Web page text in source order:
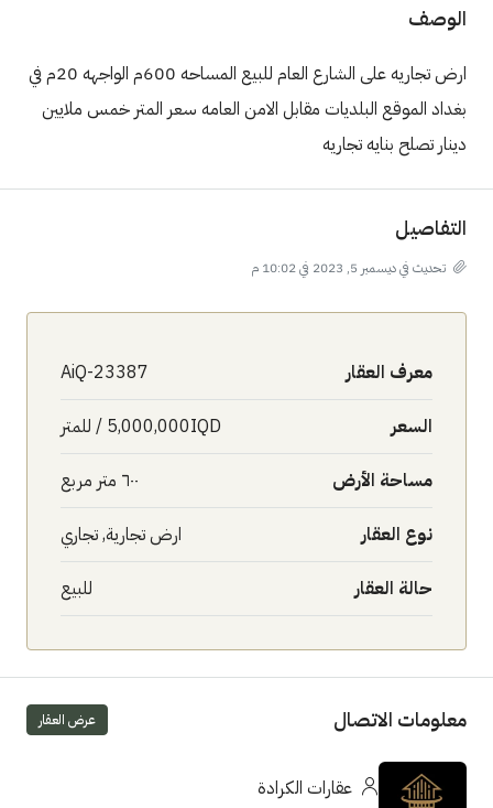
الوصف
ارض تجاريه على الشارع العام للبيع المساحه 600م الواجهه 20م في
بغداد الموقع البلديات مقابل الامن العامه سعر المتر خمس ملايين
دينار تصلح بنايه تجاريه
التفاصيل
تحديث في ديسمبر 5, 2023 في 10:02 م
معرف العقار AiQ-23387
السعر 5,000,000IQD / للمتر
مساحة الأرض ٦٠٠ متر مربع
نوع العقار ارض تجارية, تجاري
حالة العقار للبيع
معلومات الاتصال عرض العقار
عقارات الكرادة